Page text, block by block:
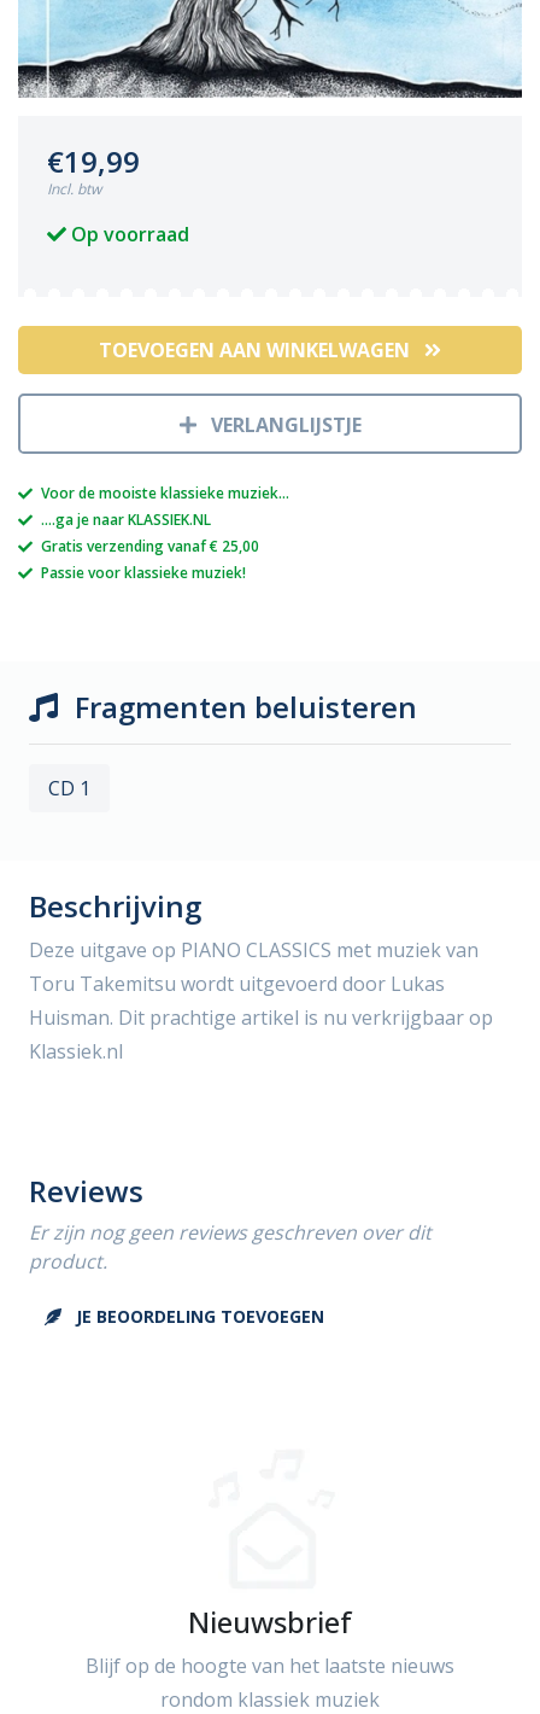
€19,99
Incl. btw
Op voorraad
TOEVOEGEN AAN WINKELWAGEN
VERLANGLIJSTJE
Voor de mooiste klassieke muziek...
....ga je naar KLASSIEK.NL
Gratis verzending vanaf € 25,00
Passie voor klassieke muziek!
Beschrijving
Deze uitgave op PIANO CLASSICS met muziek van
Toru Takemitsu wordt uitgevoerd door Lukas
Huisman. Dit prachtige artikel is nu verkrijgbaar op
Klassiek.nl
Reviews
Er zijn nog geen reviews geschreven over dit
product.
JE BEOORDELING TOEVOEGEN
Fragmenten beluisteren
CD 1
Nieuwsbrief
Blijf op de hoogte van het laatste nieuws
rondom klassiek muziek